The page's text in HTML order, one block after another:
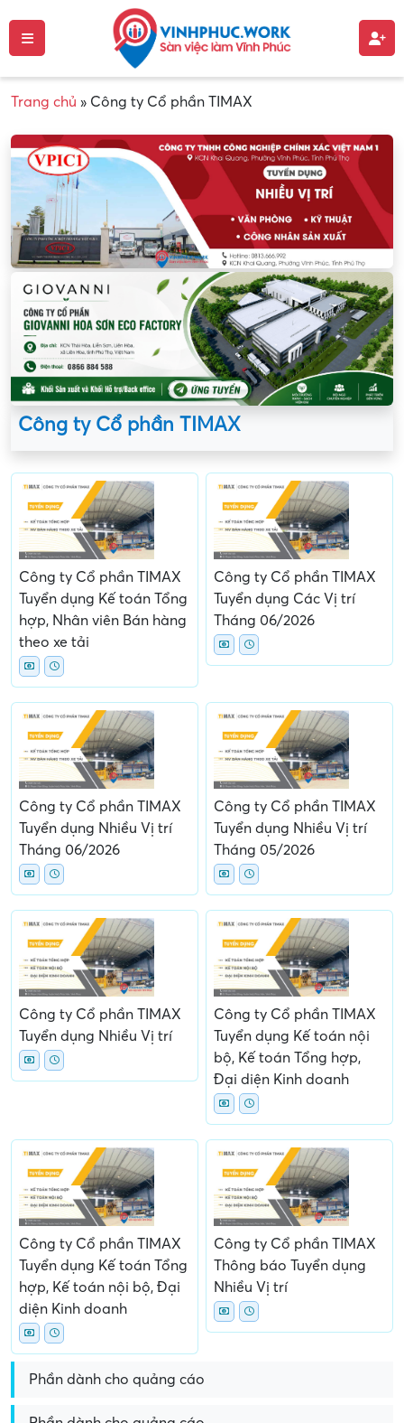
Trang chủ » Công ty Cổ phần TIMAX
Công ty Cổ phần TIMAX
Công ty Cổ phần TIMAX
Tuyển dụng Kế toán Tổng
hợp, Nhân viên Bán hàng
theo xe tải
Công ty Cổ phần TIMAX
Tuyển dụng Các Vị trí
Tháng 06/2026
Công ty Cổ phần TIMAX
Tuyển dụng Nhiều Vị trí
Tháng 06/2026
Công ty Cổ phần TIMAX
Tuyển dụng Nhiều Vị trí
Tháng 05/2026
Công ty Cổ phần TIMAX
Tuyển dụng Nhiều Vị trí
Công ty Cổ phần TIMAX
Tuyển dụng Kế toán nội
bộ, Kế toán Tổng hợp,
Đại diện Kinh doanh
Công ty Cổ phần TIMAX
Tuyển dụng Kế toán Tổng
hợp, Kế toán nội bộ, Đại
diện Kinh doanh
Công ty Cổ phần TIMAX
Thông báo Tuyển dụng
Nhiều Vị trí
Phần dành cho quảng cáo